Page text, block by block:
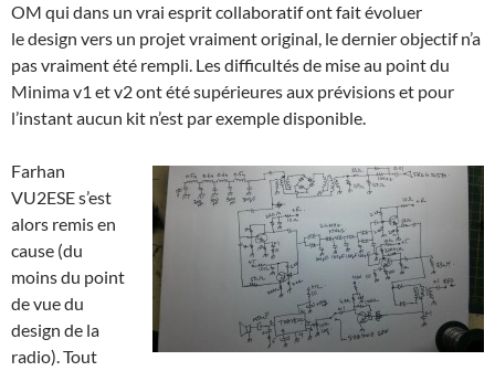
OM qui dans un vrai esprit collaboratif ont fait évoluer
le design vers un projet vraiment original, le dernier objectif n’a
pas vraiment été rempli. Les difficultés de mise au point du
Minima v1 et v2 ont été supérieures aux prévisions et pour
l’instant aucun kit n’est par exemple disponible.
Farhan
VU2ESE s’est
alors remis en
cause (du
moins du point
de vue du
design de la
radio). Tout